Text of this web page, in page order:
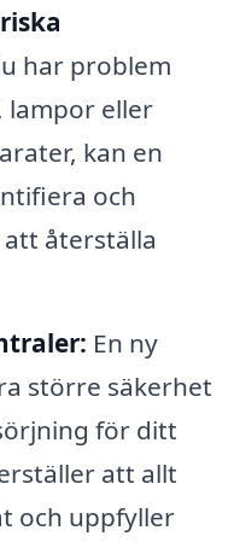
har problem
lampor eller
kan en
och
återställa
En ny
större säkerhet
för ditt
att allt
och uppfyller